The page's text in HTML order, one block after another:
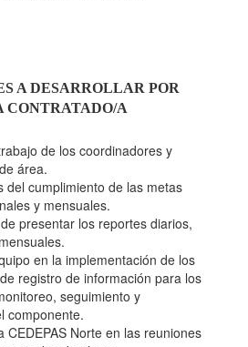
A DESARROLLAR POR
CONTRATADO/A
de los coordinadores y
área.
del cumplimiento de las metas
y mensuales.
presentar los reportes diarios,
en la implementación de los
registro de información para los
seguimiento y
componente.
CEDEPAS Norte en las reuniones